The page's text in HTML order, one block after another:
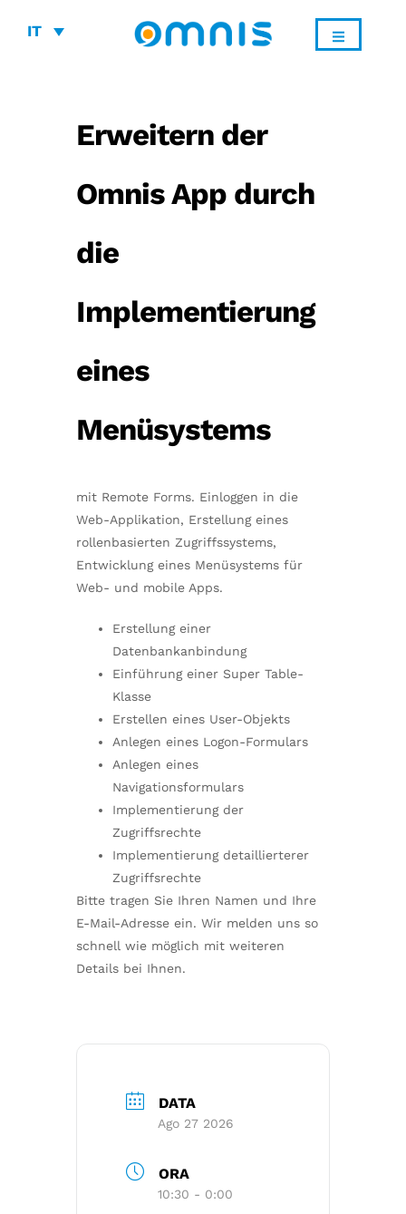
IT
Erweitern der
Omnis App durch
die
Implementierung
eines
Menüsystems
mit Remote Forms. Einloggen in die
Web-Applikation, Erstellung eines
rollenbasierten Zugriffssystems,
Entwicklung eines Menüsystems für
Web- und mobile Apps.
Erstellung einer
Datenbankanbindung
Einführung einer Super Table-
Klasse
Erstellen eines User-Objekts
Anlegen eines Logon-Formulars
Anlegen eines
Navigationsformulars
Implementierung der
Zugriffsrechte
Implementierung detaillierterer
Zugriffsrechte
Bitte tragen Sie Ihren Namen und Ihre
E-Mail-Adresse ein. Wir melden uns so
schnell wie möglich mit weiteren
Details bei Ihnen.
DATA
Ago 27 2026
ORA
10:30 - 0:00